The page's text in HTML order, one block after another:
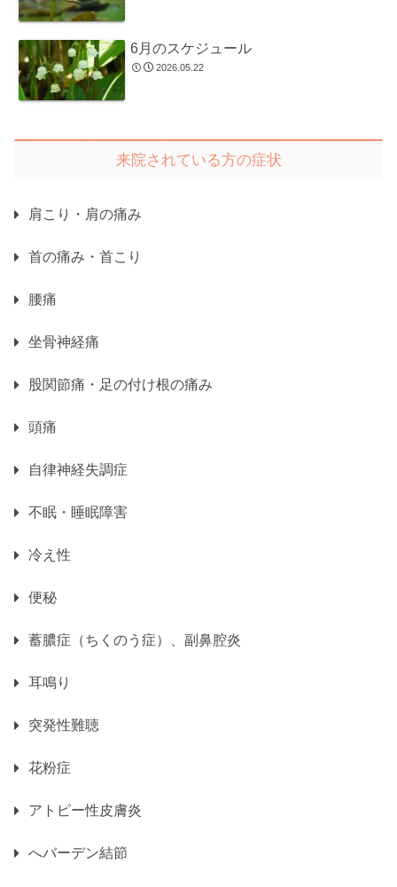
6月のスケジュール
2026.05.22
来院されている方の症状
肩こり・肩の痛み
首の痛み・首こり
腰痛
坐骨神経痛
股関節痛・足の付け根の痛み
頭痛
自律神経失調症
不眠・睡眠障害
冷え性
便秘
蓄膿症（ちくのう症）、副鼻腔炎
耳鳴り
突発性難聴
花粉症
アトピー性皮膚炎
へバーデン結節